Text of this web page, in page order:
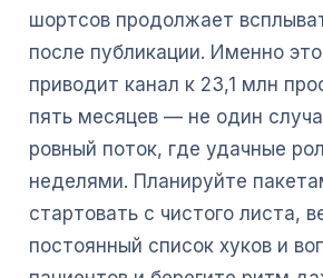
шортсов продолжает
после публикации. Именно
приводит канал к 23,1 млн
пять месяцев — не один
ровный поток, где удачные
неделями. Планируйте
стартовать с чистого листа,
постоянный список хуков и